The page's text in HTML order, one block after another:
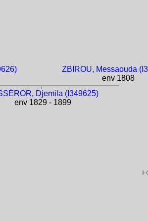
ZBIROU, Messaouda
env 1808
Djemila (I349625)
env 1829 - 1899